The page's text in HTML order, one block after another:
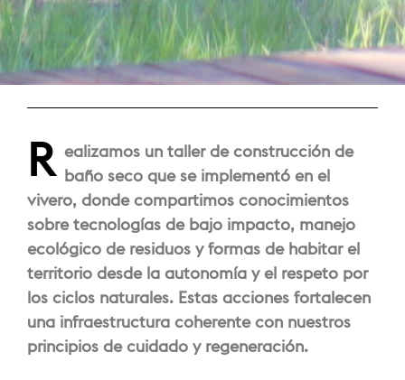
R ealizamos un taller de construcción de
baño seco que se implementó en el
vivero, donde compartimos conocimientos
sobre tecnologías de bajo impacto, manejo
ecológico de residuos y formas de habitar el
territorio desde la autonomía y el respeto por
los ciclos naturales. Estas acciones fortalecen
una infraestructura coherente con nuestros
principios de cuidado y regeneración.